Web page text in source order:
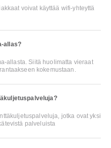
voivat käyttää wifi-yhteyttä
allas?
allasta. Siitä huolimatta vieraat
kokemustaan.
jotka ovat yksi
palveluista